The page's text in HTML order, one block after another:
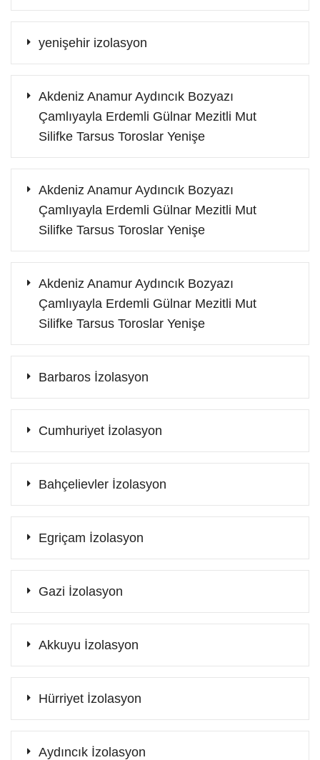
yenişehir izolasyon
Akdeniz Anamur Aydıncık Bozyazı
Çamlıyayla Erdemli Gülnar Mezitli Mut
Silifke Tarsus Toroslar Yenişe
Akdeniz Anamur Aydıncık Bozyazı
Çamlıyayla Erdemli Gülnar Mezitli Mut
Silifke Tarsus Toroslar Yenişe
Akdeniz Anamur Aydıncık Bozyazı
Çamlıyayla Erdemli Gülnar Mezitli Mut
Silifke Tarsus Toroslar Yenişe
Barbaros İzolasyon
Cumhuriyet İzolasyon
Bahçelievler İzolasyon
Egriçam İzolasyon
Gazi İzolasyon
Akkuyu İzolasyon
Hürriyet İzolasyon
Aydıncık İzolasyon